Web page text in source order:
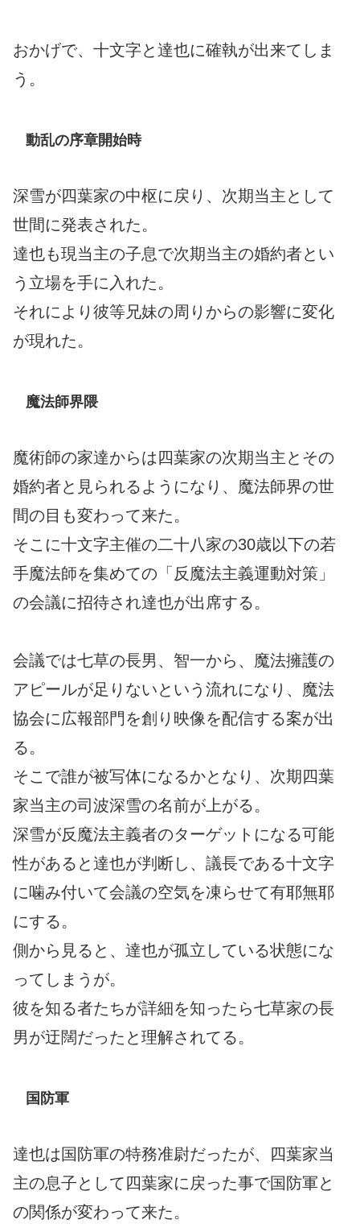
おかげで、十文字と達也に確執が出来てしま
う。
動乱の序章開始時
深雪が四葉家の中枢に戻り、次期当主として
世間に発表された。
達也も現当主の子息で次期当主の婚約者とい
う立場を手に入れた。
それにより彼等兄妹の周りからの影響に変化
が現れた。
魔法師界隈
魔術師の家達からは四葉家の次期当主とその
婚約者と見られるようになり、魔法師界の世
間の目も変わって来た。
そこに十文字主催の二十八家の30歳以下の若
手魔法師を集めての「反魔法主義運動対策」
の会議に招待され達也が出席する。
会議では七草の長男、智一から、魔法擁護の
アピールが足りないという流れになり、魔法
協会に広報部門を創り映像を配信する案が出
る。
そこで誰が被写体になるかとなり、次期四葉
家当主の司波深雪の名前が上がる。
深雪が反魔法主義者のターゲットになる可能
性があると達也が判断し、議長である十文字
に噛み付いて会議の空気を凍らせて有耶無耶
にする。
側から見ると、達也が孤立している状態にな
ってしまうが。
彼を知る者たちが詳細を知ったら七草家の長
男が迂闊だったと理解されてる。
国防軍
達也は国防軍の特務准尉だったが、四葉家当
主の息子として四葉家に戻った事で国防軍と
の関係が変わって来た。